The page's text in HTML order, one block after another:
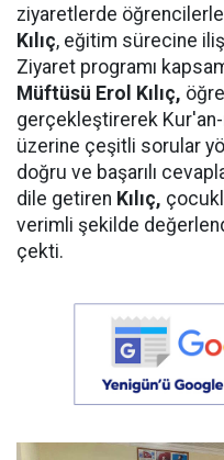
ziyaretlerde öğrencilerle
Kılıç, eğitim sürecine
Ziyaret programı
Müftüsü Erol Kılıç,
gerçekleştirerek
üzerine çeşitli sorular
doğru ve başarılı
dile getiren Kılıç,
verimli şekilde
çekti.